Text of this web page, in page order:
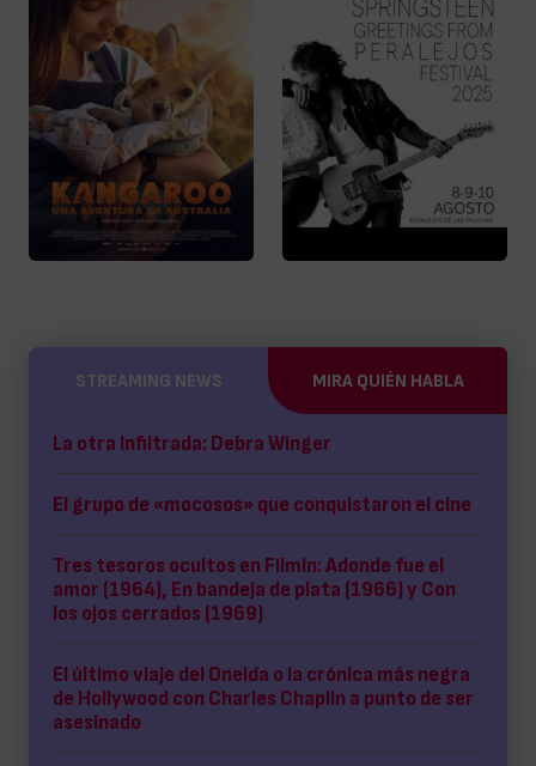
STREAMING NEWS MIRA QUIÉN HABLA
La otra Infiltrada: Debra Winger
El grupo de «mocosos» que conquistaron el cine
Tres tesoros ocultos en Filmin: Adonde fue el
amor (1964), En bandeja de plata (1966) y Con
los ojos cerrados (1969)
El último viaje del Oneida o la crónica más negra
de Hollywood con Charles Chaplin a punto de ser
asesinado